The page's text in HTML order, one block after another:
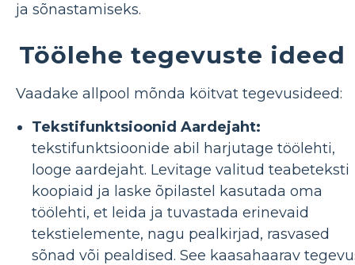
ja sõnastamiseks.
Töölehe tegevuste ideed
Vaadake allpool mõnda köitvat tegevusideed:
Tekstifunktsioonid Aardejaht:
tekstifunktsioonide abil harjutage töölehti,
looge aardejaht. Levitage valitud teabeteksti
koopiaid ja laske õpilastel kasutada oma
töölehti, et leida ja tuvastada erinevaid
tekstielemente, nagu pealkirjad, rasvased
sõnad või pealdised. See kaasahaarav